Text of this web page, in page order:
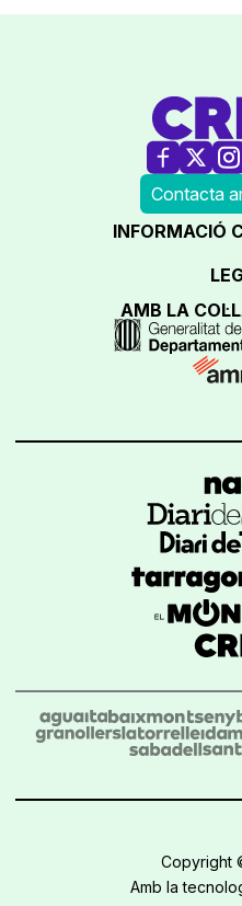
Contacta
INFORMACIÓ
AMB LA
Copyright
Amb la